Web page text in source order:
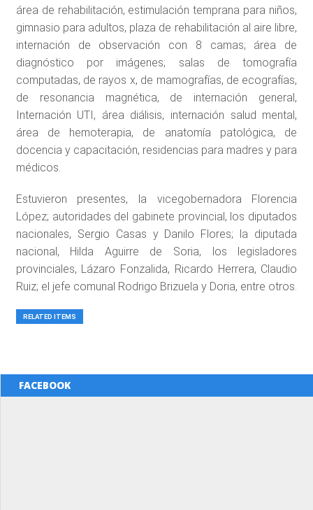
área de rehabilitación, estimulación temprana para niños,
gimnasio para adultos, plaza de rehabilitación al aire libre,
internación de observación con 8 camas; área de
diagnóstico por imágenes; salas de tomografía
computadas, de rayos x, de mamografías, de ecografías,
de resonancia magnética, de internación general,
Internación UTI, área diálisis, internación salud mental,
área de hemoterapia, de anatomía patológica, de
docencia y capacitación, residencias para madres y para
médicos.
Estuvieron presentes, la vicegobernadora Florencia
López; autoridades del gabinete provincial, los diputados
nacionales, Sergio Casas y Danilo Flores; la diputada
nacional, Hilda Aguirre de Soria, los legisladores
provinciales, Lázaro Fonzalida, Ricardo Herrera, Claudio
Ruiz; el jefe comunal Rodrigo Brizuela y Doria, entre otros.
RELATED ITEMS
FACEBOOK